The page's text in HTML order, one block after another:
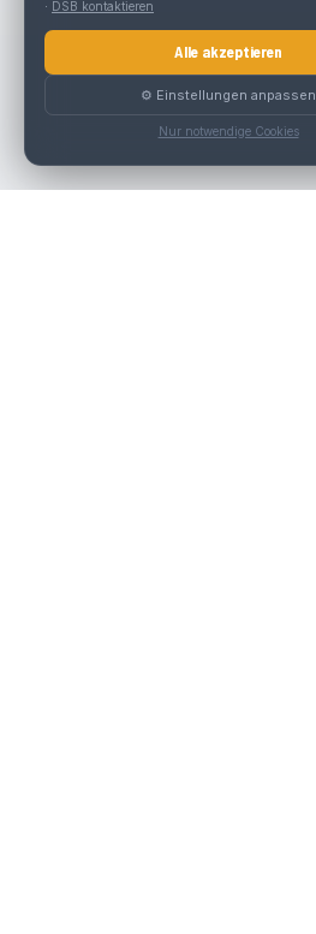
· DSB kontaktieren
Alle akzeptieren
⚙️ Einstellungen anpassen
Nur notwendige Cookies